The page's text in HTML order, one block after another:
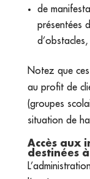
de
présentées
Notez que
au profit de
(groupes
situation de
Accès aux
destinées